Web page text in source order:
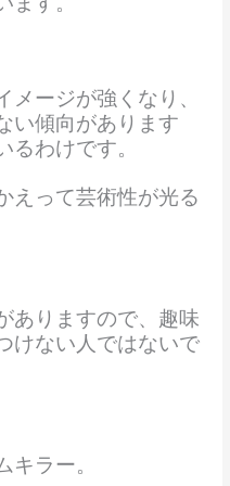
ージが強くなり、
い傾向があります
わけです。
えって芸術性が光る
ありますので、趣味
けない人ではないで
キラー。